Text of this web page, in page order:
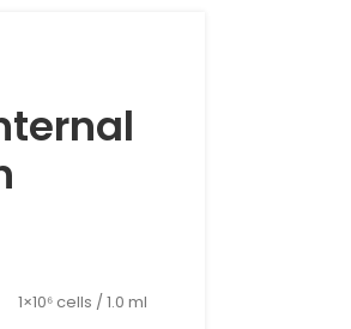
1×10⁶ cells / 1.0 ml